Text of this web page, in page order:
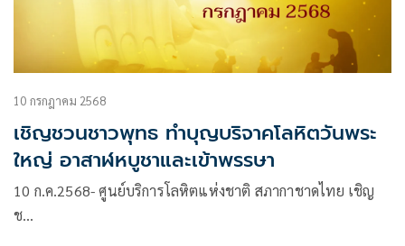
10 กรกฎาคม 2568
เชิญชวนชาวพุทธ ทำบุญบริจาคโลหิตวันพระ
ใหญ่ อาสาฬหบูชาและเข้าพรรษา
10 ก.ค.2568- ศูนย์บริการโลหิตแห่งชาติ สภากาชาดไทย เชิญ
ช…